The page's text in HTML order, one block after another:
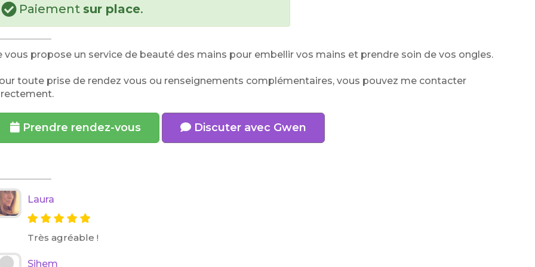
Paiement sur place.
vous propose un service de beauté des mains pour embellir vos mains et prendre soin de vos ongles.
toute prise de rendez vous ou renseignements complémentaires, vous pouvez me contacter
Prendre rendez-vous Discuter avec Gwen
Laura
Très agréable !
Sihem